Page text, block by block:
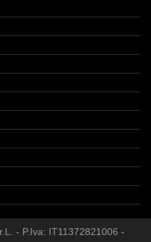
- P.Iva: IT11372821006 -